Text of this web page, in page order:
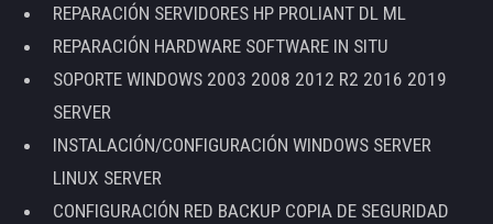
REPARACIÓN SERVIDORES HP PROLIANT DL ML
REPARACIÓN HARDWARE SOFTWARE IN SITU
SOPORTE WINDOWS 2003 2008 2012 R2 2016 2019
SERVER
INSTALACIÓN/CONFIGURACIÓN WINDOWS SERVER
LINUX SERVER
CONFIGURACIÓN RED BACKUP COPIA DE SEGURIDAD